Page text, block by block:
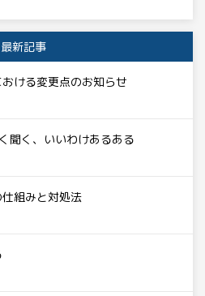
最新記事
ける変更点のお知らせ
聞く、いいわけあるある
組みと対処法